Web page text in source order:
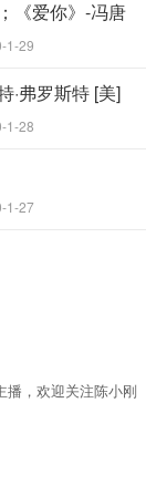
《爱你》-冯唐
1-29
·弗罗斯特 [美]
1-28
1-27
播，欢迎关注陈小刚